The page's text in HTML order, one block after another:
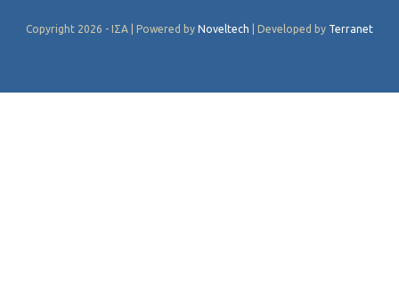
Copyright 2026 - ΙΣΑ | Powered by Noveltech | Developed by Terranet